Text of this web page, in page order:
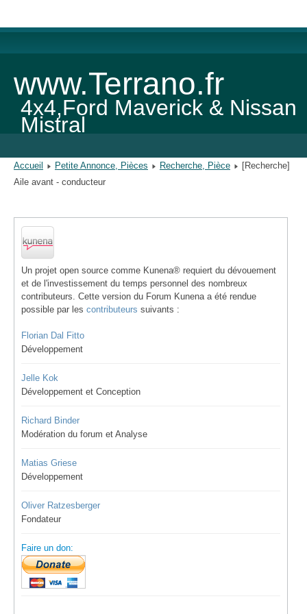
www.Terrano.fr
4x4,Ford Maverick & Nissan
Mistral
Accueil Petite Annonce, Pièces Recherche, Pièce
[Recherche]
Aile avant - conducteur
Un projet open source comme Kunena® requiert du dévouement
et de l'investissement du temps personnel des nombreux
contributeurs. Cette version du Forum Kunena a été rendue
possible par les contributeurs suivants :
Florian Dal Fitto
Développement
Jelle Kok
Développement et Conception
Richard Binder
Modération du forum et Analyse
Matias Griese
Développement
Oliver Ratzesberger
Fondateur
Faire un don: